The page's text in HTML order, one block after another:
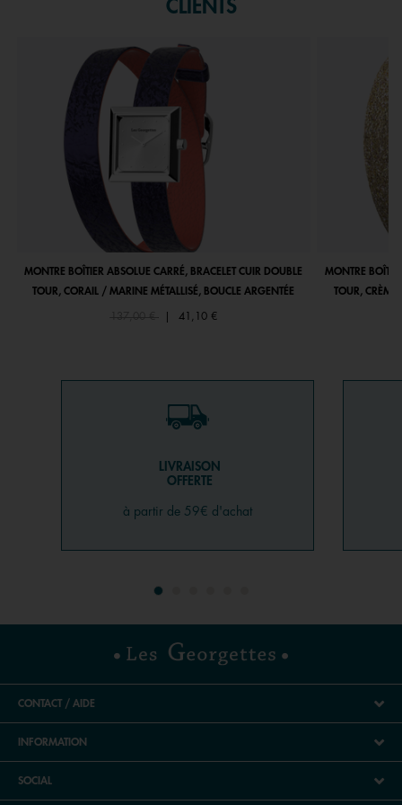
CLIENTS
MONTRE BOÎTIER ABSOLUE CARRÉ, BRACELET CUIR DOUBLE
TOUR, CORAIL / MARINE MÉTALLISÉ, BOUCLE ARGENTÉE
Price reduced from
137,00 €to 41,10 €
MONTRE
TOUR, CRÈME
LIVRAISON
OFFERTE
à partir de 59€ d'achat
CONTACT / AIDE
INFORMATION
SOCIAL